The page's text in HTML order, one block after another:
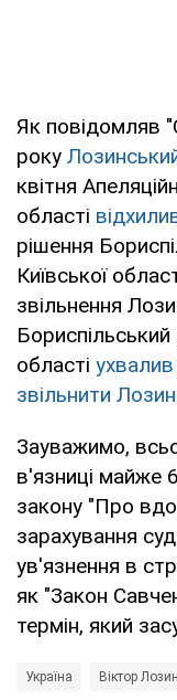
Як повідомляв
року
квітня
області
рішення
Київської
звільнення
Бориспільський
області
звільнити
Зауважимо,
в'язниці майже
закону "Про
зарахування
ув'язнення в
як "Закон
термін, який
Україна Віктор